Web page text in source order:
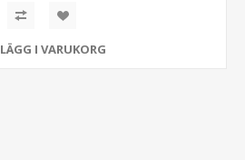
LÄGG I VARUKORG